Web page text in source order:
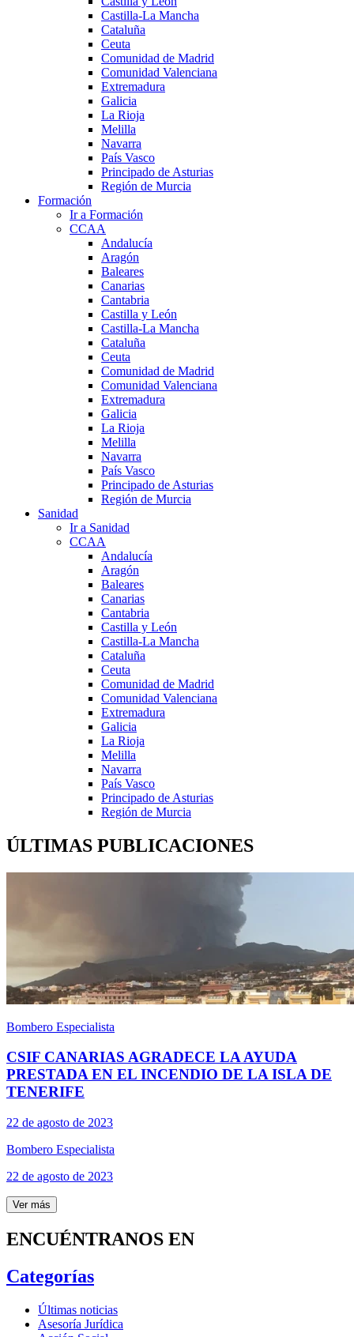
Castilla-La Mancha
Cataluña
Ceuta
Comunidad de Madrid
Comunidad Valenciana
Extremadura
Galicia
La Rioja
Melilla
Navarra
País Vasco
Principado de Asturias
Región de Murcia
Formación
Ir a Formación
CCAA
Andalucía
Aragón
Baleares
Canarias
Cantabria
Castilla y León
Castilla-La Mancha
Cataluña
Ceuta
Comunidad de Madrid
Comunidad Valenciana
Extremadura
Galicia
La Rioja
Melilla
Navarra
País Vasco
Principado de Asturias
Región de Murcia
Sanidad
Ir a Sanidad
CCAA
Andalucía
Aragón
Baleares
Canarias
Cantabria
Castilla y León
Castilla-La Mancha
Cataluña
Ceuta
Comunidad de Madrid
Comunidad Valenciana
Extremadura
Galicia
La Rioja
Melilla
Navarra
País Vasco
Principado de Asturias
Región de Murcia
ÚLTIMAS PUBLICACIONES
Bombero Especialista
CSIF CANARIAS AGRADECE LA AYUDA
PRESTADA EN EL INCENDIO DE LA ISLA DE
TENERIFE
22 de agosto de 2023
Bombero Especialista
22 de agosto de 2023
Ver más
ENCUÉNTRANOS EN
Categorías
Últimas noticias
Asesoría Jurídica